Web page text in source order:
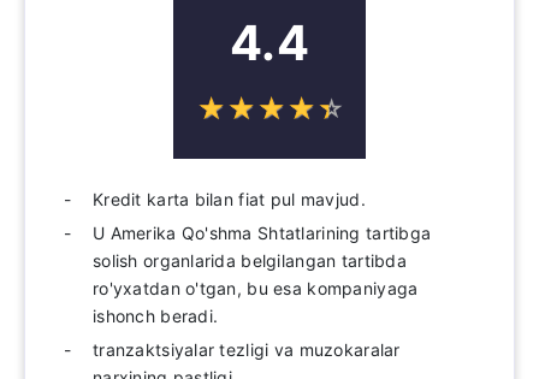
4.4
☆☆☆☆☆
★★★★★
Kredit karta bilan fiat pul mavjud.
U Amerika Qo'shma Shtatlarining tartibga
solish organlarida belgilangan tartibda
ro'yxatdan o'tgan, bu esa kompaniyaga
ishonch beradi.
tranzaktsiyalar tezligi va muzokaralar